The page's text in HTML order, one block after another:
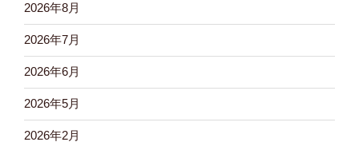
2026年8月
2026年7月
2026年6月
2026年5月
2026年2月